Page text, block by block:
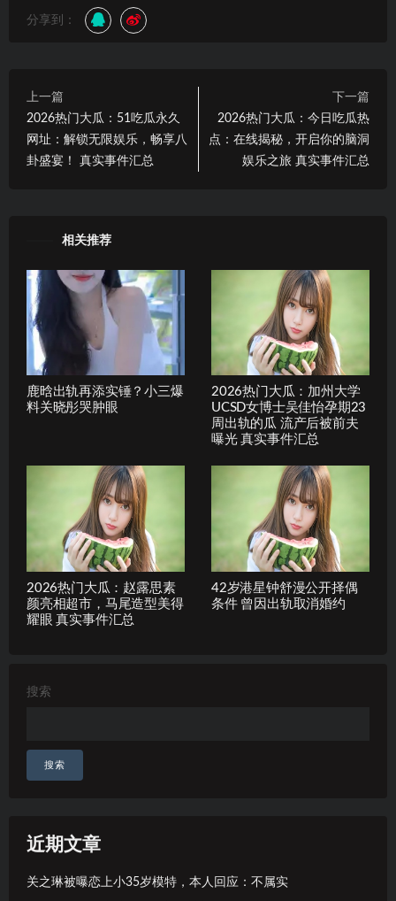
分享到：
上一篇
2026热门大瓜：51吃瓜永久
网址：解锁无限娱乐，畅享八
卦盛宴！ 真实事件汇总
下一篇
2026热门大瓜：今日吃瓜热
点：在线揭秘，开启你的脑洞
娱乐之旅 真实事件汇总
相关推荐
鹿晗出轨再添实锤？小三爆
料关晓彤哭肿眼
2026热门大瓜：加州大学
UCSD女博士吴佳怡孕期23
周出轨的瓜 流产后被前夫
曝光 真实事件汇总
2026热门大瓜：赵露思素
颜亮相超市，马尾造型美得
耀眼 真实事件汇总
42岁港星钟舒漫公开择偶
条件 曾因出轨取消婚约
搜索
搜索
近期文章
关之琳被曝恋上小35岁模特，本人回应：不属实